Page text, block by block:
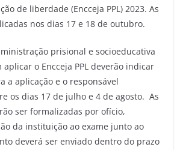
de liberdade (Encceja PPL) 2023. As
nos dias 17 e 18 de outubro.
prisional e socioeducativa
aplicar o Encceja PPL deverão indicar
a aplicação e o responsável
os dias 17 de julho e 4 de agosto. As
ser formalizadas por ofício,
da instituição ao exame junto ao
deverá ser enviado dentro do prazo